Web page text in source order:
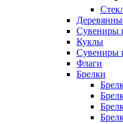
Сувениры
Куклы
Сувениры
Флаги
Брелки